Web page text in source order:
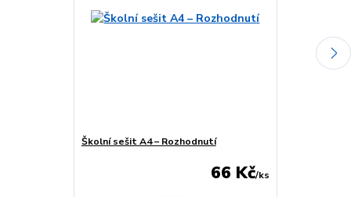
Školní sešit A4 – Rozhodnutí
66 Kč/ks